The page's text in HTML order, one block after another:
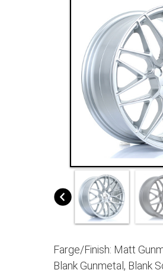
Farge/Finish: Matt
Blank Gunmetal, Blank